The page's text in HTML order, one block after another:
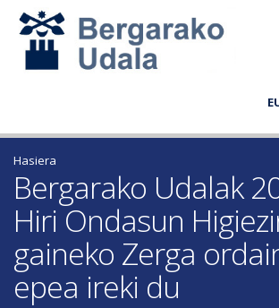
Hasiera
Bergarako Udalak
Hiri Ondasun
gaineko Zerga
epea ireki du